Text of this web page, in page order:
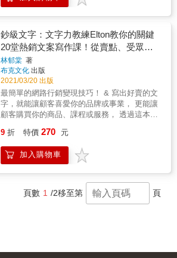
理原始訊息，讓中心主旨能一眼看出。
Step4：削除累贅字句 只有整理得宜的資訊，
客觀評估 要以主管視角來檢查提案，例如：為
什麼要做這份提案？是否與公司的策略和方向
相符？等觀點。 只要跟著企劃書寫作5步驟進
行，就能完成一份專業又有條理，還能替老闆
解決問題的企劃書，可以打中主管的心，更為
你帶來更多的好機會。 本書特色 1.大量實際案
例與範本格式，企劃新人也能輕鬆上手。 2.深
入淺出的文句，能快速掌握重點、高效吸收。
者／Shannon Pu 新創及二代企業導師、資深公
關人／丁菱娟 個人品牌事業教練 、《暢玩一人
公司》作者／于為暢 暢銷書《企劃案》作者／
郭泰 &
MEMO，可以剪下來放在你的萬用手冊中，讓
正確的商品「價值」 只要創造獨一無二的價
值，再貴的商品也能熱賣！ & 行銷的重點在於
創造商品價值，但你做對了嗎？ 強調高品質、
優越性能？
&hellip;&hellip;&hellip;&hellip;&hellip;&hellip;
（Ｘ） 折扣比別人多、賣得比別人便宜？
&hellip;&hellip;（Ｘ） 目標客戶鎖定18到30歲
的年輕人？&hellip;&hellip;（Ｘ） 人人都知道
要創造商品價值，但人人都搞錯「價值」的意
義&hellip;&hellip; & 社群媒體時代來臨，商品
營、社群媒體管理&hellip;&hellip; & 讓客戶掏
錢前先掏心，必學5個神乎其技的行銷技巧！ &
◎經營「溫和的關係」 臉書、IG流行，同溫層
效應愈來愈強，今後，人們只會向有關係的人
購買商品，沒有關係，你的商品就乏人問津。
本書將告訴你如何建立「溫和的關係」，讓顧
我的品牌想要擁有的個性重視美感、重視知
識、幽默。【步驟5】核對剛剛寫出來的描述文
字，有沒有空泛或與受眾形象矛盾的地方重視
獨特體驗的消費者樣貌描述得是否清楚，且回
應中高端企業主對於獲利的需求。【步驟6】試
著更精準的重新寫一次產品服務樣貌和品牌個
性產品與服務樣貌：薪資前10%消費者樂於閱
讀、形式少見、用字多元、具有個人觀點的美
學文案。品牌個性：重視每一種感官體驗、重
視邏輯性、不寫別人寫過的切入點、博學幽
默。本書給使用 *Facbook*Instagram
*YouTube *LINE *Twitter *Medium*Blogger *蝦
皮賣家 *辦公簡報，與任何電商行銷人員，統統
適用。※本書特色：（一）提供鉅細靡遺的文
案公式，寫文案不再像是無頭蒼蠅，毫無方
品能賣出高價與獲得價值。（三）從書中察覺
自己的文字盲點，進而思考與改進。
通以下4件事： 1.我知道你遇到了什麼問題。
2.我已經找到你的問題所在。 3.我來給你看看
我的解決辦法。 4.為什麼這個辦法可以解決你
的問題。 前奧美廣告創意總監東東槍十數年一
線行銷、廣告、創意的經驗之書 本書寫給從事
文案、創意工作的朋友，作者以多年的4A廣告
公司從業經驗，幫你釐清文案的真正含義及作
業要求，揭露文案這一行的實戰經驗，從創作
思路、工作流程、職業態度等多個角度，細節
地還原、打磨那些被忽略的基本功夫，帶你一
鈔級文字：文字力教練Elton教你的關鍵
20堂熱銷文案寫作課！從賣點、受眾到
表達的銷售技術
林郁棠 著
布克文化 出版
2021/03/20 出版
最簡單的網路行銷變現技巧！ & 寫出好賣的文
字，就能讓顧客喜愛你的品牌或事業， 更能讓
顧客購買你的商品、課程或服務， 透過這本
值，從文字開始！ 也許你現在在文案寫作上遇
到困難， 也許你正在設法寫出好賣的文字， 也
許你正在努力讓自己的文字更值錢， 不滿意現
力的因素？ 受眾：知道你要寫給誰看，比你寫
行動？
9 折 特價 270 元
加入購物車
頁數 1 /2移至第 頁